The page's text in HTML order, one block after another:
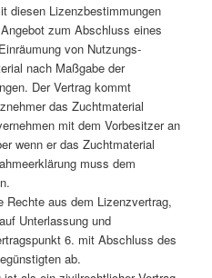
diesen Lizenzbestimmungen
zum Abschluss eines
von Nutzungs-
nach Maßgabe der
Der Vertrag kommt
das Zuchtmaterial
mit dem Vorbesitzer an
wenn er das Zuchtmaterial
muss dem
Rechte aus dem Lizenzvertrag,
Unterlassung und
6. mit Abschluss des
ab.